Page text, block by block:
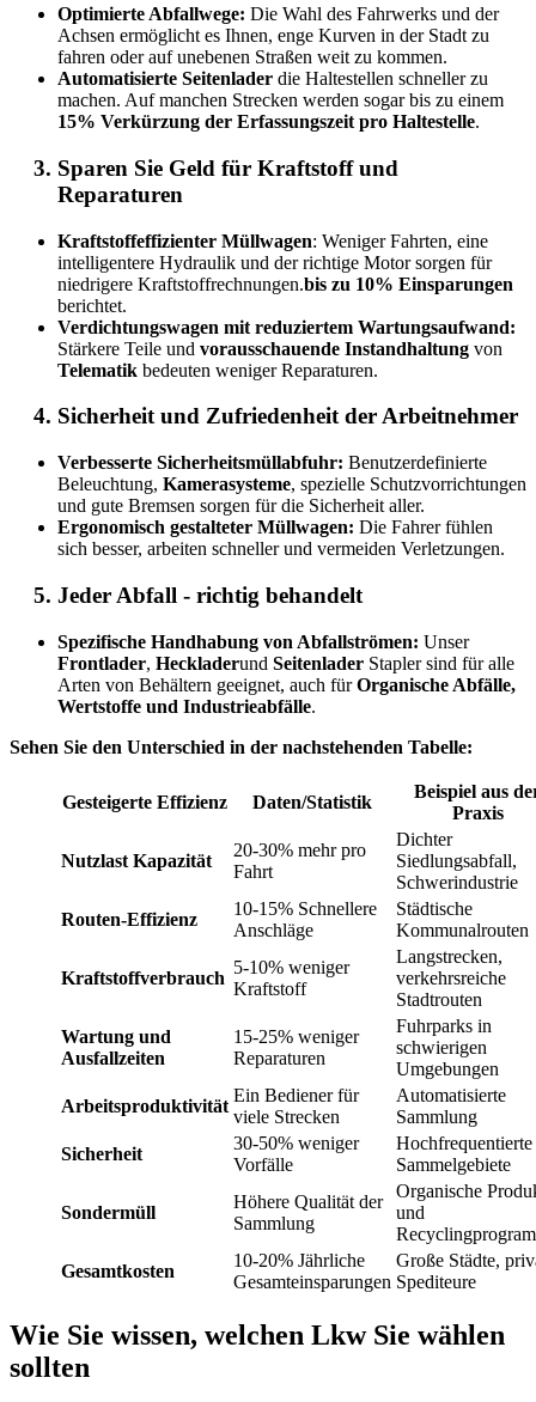
Optimierte Abfallwege: Die Wahl des Fahrwerks und der
Achsen ermöglicht es Ihnen, enge Kurven in der Stadt zu
fahren oder auf unebenen Straßen weit zu kommen.
Automatisierte Seitenlader die Haltestellen schneller zu
machen. Auf manchen Strecken werden sogar bis zu einem
15% Verkürzung der Erfassungszeit pro Haltestelle.
Sparen Sie Geld für Kraftstoff und
Reparaturen
Kraftstoffeffizienter Müllwagen: Weniger Fahrten, eine
intelligentere Hydraulik und der richtige Motor sorgen für
niedrigere Kraftstoffrechnungen.bis zu 10% Einsparungen
berichtet.
Verdichtungswagen mit reduziertem Wartungsaufwand:
Stärkere Teile und vorausschauende Instandhaltung von
Telematik bedeuten weniger Reparaturen.
Sicherheit und Zufriedenheit der Arbeitnehmer
Verbesserte Sicherheitsmüllabfuhr: Benutzerdefinierte
Beleuchtung, Kamerasysteme, spezielle Schutzvorrichtungen
und gute Bremsen sorgen für die Sicherheit aller.
Ergonomisch gestalteter Müllwagen: Die Fahrer fühlen
sich besser, arbeiten schneller und vermeiden Verletzungen.
Jeder Abfall - richtig behandelt
Spezifische Handhabung von Abfallströmen: Unser
Frontlader, Heckladerund Seitenlader Stapler sind für alle
Arten von Behältern geeignet, auch fürOrganische Abfälle,
Wertstoffe und Industrieabfälle.
Sehen Sie den Unterschied in der nachstehenden Tabelle:
Gesteigerte Effizienz Daten/Statistik
Beispiel aus
Praxis
Nutzlast Kapazität
20-30% mehr pro
Fahrt
Dichter
Siedlungsabfall,
Schwerindustrie
Routen-Effizienz
10-15% Schnellere
Anschläge
Städtische
Kommunalrouten
Kraftstoffverbrauch
5-10% weniger
Kraftstoff
Langstrecken,
verkehrsreiche
Stadtrouten
Wartung und
Ausfallzeiten
15-25% weniger
Reparaturen
Fuhrparks in
schwierigen
Umgebungen
Arbeitsproduktivität
Ein Bediener für
viele Strecken
Automatisierte
Sammlung
Sicherheit
30-50% weniger
Vorfälle
Hochfrequentierte
Sammelgebiete
Sondermüll
Höhere Qualität der
Sammlung
Organische
und
Gesamtkosten
10-20% Jährliche
Gesamteinsparungen
Große Städte,
Spediteure
Wie Sie wissen, welchen Lkw Sie wählen
sollten